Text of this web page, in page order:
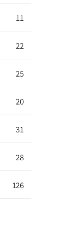
11
22
25
20
31
28
126